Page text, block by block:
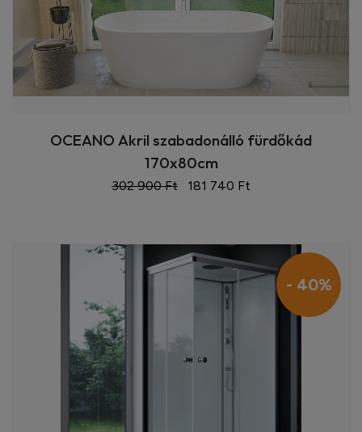
OCEANO Akril szabadonálló fürdőkád
170x80cm
302 900 Ft 181 740 Ft
- 40%